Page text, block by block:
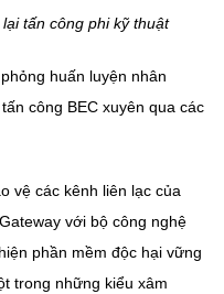
tấn công phi kỹ thuật
huấn luyện nhân
công BEC xuyên qua các
vệ các kênh liên lạc của
với bộ công nghệ
phần mềm độc hại vững
trong những kiểu xâm